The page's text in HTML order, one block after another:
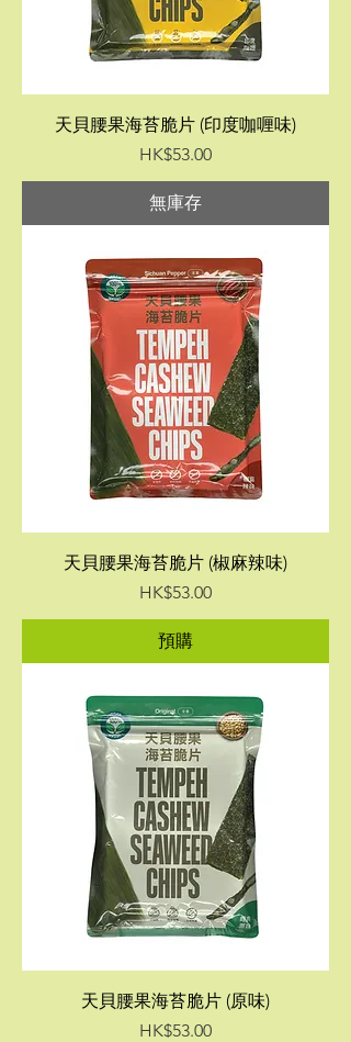
天貝腰果海苔脆片 (印度咖喱味)
價格
HK$53.00
無庫存
天貝腰果海苔脆片 (椒麻辣味)
價格
HK$53.00
預購
天貝腰果海苔脆片 (原味)
價格
HK$53.00